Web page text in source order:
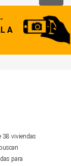
A
38 viviendas
para